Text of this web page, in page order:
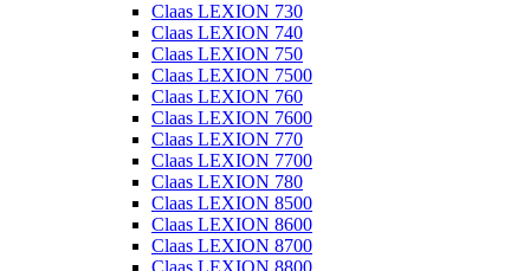
Claas LEXION 730
Claas LEXION 740
Claas LEXION 750
Claas LEXION 7500
Claas LEXION 760
Claas LEXION 7600
Claas LEXION 770
Claas LEXION 7700
Claas LEXION 780
Claas LEXION 8500
Claas LEXION 8600
Claas LEXION 8700
Claas LEXION 8800